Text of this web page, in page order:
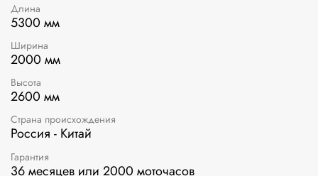
Длина
5300 мм
Ширина
2000 мм
Высота
2600 мм
Страна происхождения
Россия - Китай
Гарантия
36 месяцев или 2000 моточасов